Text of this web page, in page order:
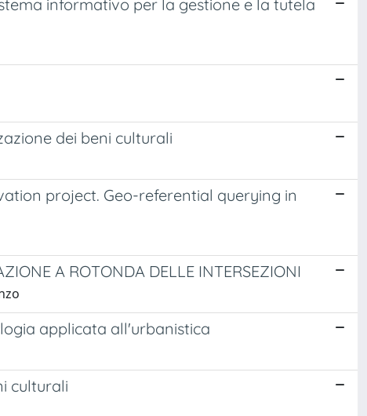
informativo per la gestione e la tutela
dei beni culturali
project. Geo-referential querying in
A ROTONDA DELLE INTERSEZIONI
applicata all'urbanistica
culturali